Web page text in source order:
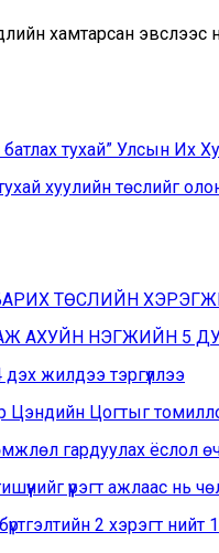
хамтарсан эвслээс
тухай” Улсын Их
хуулийн төслийг
ТӨСЛИЙН
АХУЙН НЭГЖИЙН 5
жилдээ тэргүүллээ
Цэндийн Цогтыг
гардуулах ёслол
үүрэгт ажлаас нь
2 хэрэгт нийт